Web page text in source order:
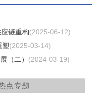
链重构(2025-06-12)
塑(2025-03-14)
（二） (2024-03-19)
点专题